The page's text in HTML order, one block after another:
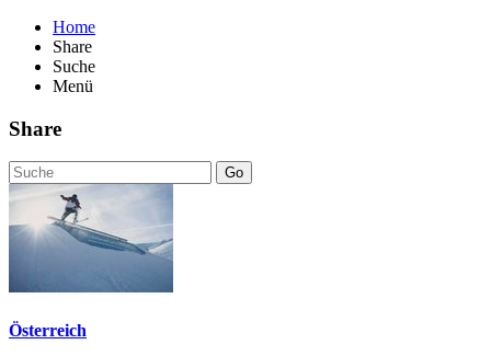
Home
Share
Suche
Menü
Share
Go
Österreich